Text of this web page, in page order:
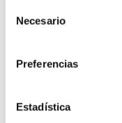
Necesario
Preferencias
Estadística